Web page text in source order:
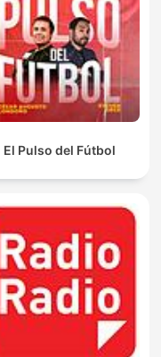
El Pulso del Fútbol